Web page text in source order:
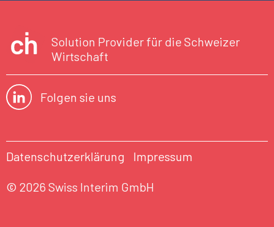
Solution Provider für die Schweizer
Wirtschaft
Folgen sie uns
Datenschutzerklärung Impressum
© 2026 Swiss Interim GmbH